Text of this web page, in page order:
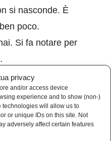
privacy
and/or access device
experience and to show (non-)
technologies will allow us to
or unique IDs on this site. Not
adversely affect certain features
si nasconde. È
poco.
Si fa notare per
perché non è
Malinovskyi che
terrificante. Lui